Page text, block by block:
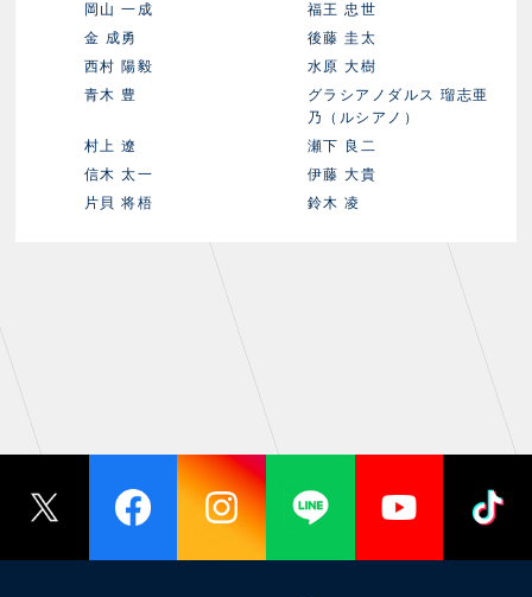
岡山 一成
福王 忠世
金 成勇
後藤 圭太
西村 陽毅
水原 大樹
青木 豊
グラシアノダルス 瑠志亜
乃（ルシアノ）
村上 遼
瀬下 良二
信木 太一
伊藤 大貴
片貝 将梧
鈴木 凌